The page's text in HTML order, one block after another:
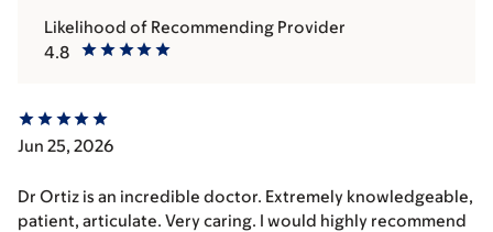
4.8
Likelihood of Recommending Provider
Jun 25, 2026
Dr Ortiz is an incredible doctor. Extremely knowledgeable,
patient, articulate. Very caring. I would highly recommend